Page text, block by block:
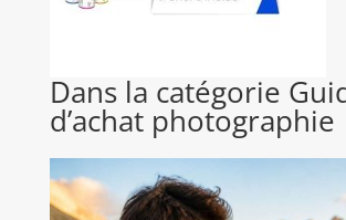
Dans la catégorie
d’achat photographie